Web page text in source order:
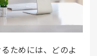
ためには、どのよ